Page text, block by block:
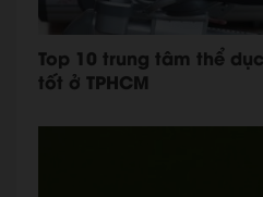
Top 10 trung tâm thể
tốt ở TPHCM